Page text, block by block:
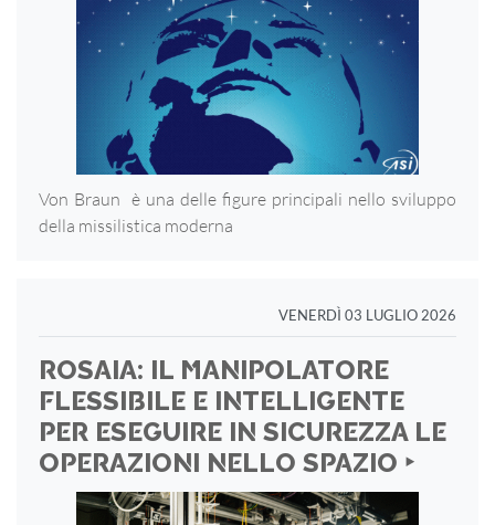
Von Braun è una delle figure principali nello sviluppo
della missilistica moderna
VENERDÌ 03 LUGLIO 2026
ROSAIA: IL MANIPOLATORE
FLESSIBILE E INTELLIGENTE
PER ESEGUIRE IN SICUREZZA LE
OPERAZIONI NELLO SPAZIO ‣